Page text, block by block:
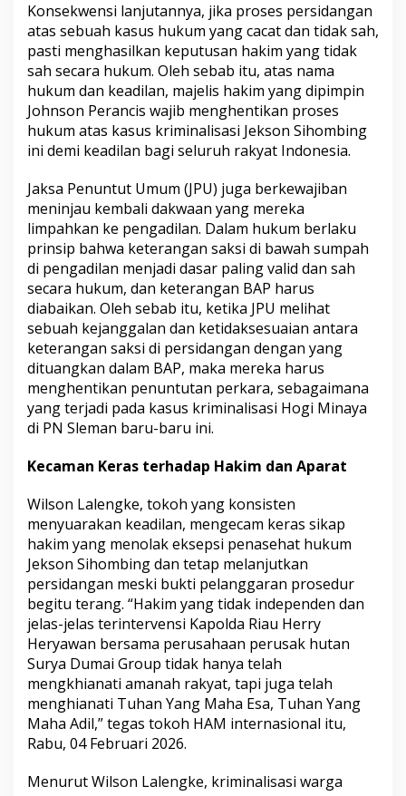
Konsekwensi lanjutannya, jika proses persidangan
atas sebuah kasus hukum yang cacat dan tidak sah,
pasti menghasilkan keputusan hakim yang tidak
sah secara hukum. Oleh sebab itu, atas nama
hukum dan keadilan, majelis hakim yang dipimpin
Johnson Perancis wajib menghentikan proses
hukum atas kasus kriminalisasi Jekson Sihombing
ini demi keadilan bagi seluruh rakyat Indonesia.
Jaksa Penuntut Umum (JPU) juga berkewajiban
meninjau kembali dakwaan yang mereka
limpahkan ke pengadilan. Dalam hukum berlaku
prinsip bahwa keterangan saksi di bawah sumpah
di pengadilan menjadi dasar paling valid dan sah
secara hukum, dan keterangan BAP harus
diabaikan. Oleh sebab itu, ketika JPU melihat
sebuah kejanggalan dan ketidaksesuaian antara
keterangan saksi di persidangan dengan yang
dituangkan dalam BAP, maka mereka harus
menghentikan penuntutan perkara, sebagaimana
yang terjadi pada kasus kriminalisasi Hogi Minaya
di PN Sleman baru-baru ini.
Kecaman Keras terhadap Hakim dan Aparat
Wilson Lalengke, tokoh yang konsisten
menyuarakan keadilan, mengecam keras sikap
hakim yang menolak eksepsi penasehat hukum
Jekson Sihombing dan tetap melanjutkan
persidangan meski bukti pelanggaran prosedur
begitu terang. “Hakim yang tidak independen dan
jelas-jelas terintervensi Kapolda Riau Herry
Heryawan bersama perusahaan perusak hutan
Surya Dumai Group tidak hanya telah
mengkhianati amanah rakyat, tapi juga telah
menghianati Tuhan Yang Maha Esa, Tuhan Yang
Maha Adil,” tegas tokoh HAM internasional itu,
Rabu, 04 Februari 2026.
Menurut Wilson Lalengke, kriminalisasi warga